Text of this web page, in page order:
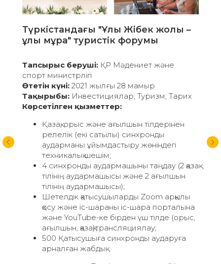
Digital Almaty 2021 форумы:
"цифрлық қайта жүктеу: жаңа
Тапсырыс беруші:
Сыртқы істер министрлігі;
"Зерде ұлттық инфокоммуникациялық холдингі"
АҚ
Тақырыбы:Саясат; Экономика;
Цифрландыру
Көрсетілген қызметтер:
Қазақ, орыс және ағылшын тілдерінен 3
тілдік синхронды аударма және
керісінше;
8 синхронды аудармашыны таңдау (2 қазақ
тілінің аудармашысы және 6 ағылшын
тілінің аудармашысы);
Шетелдік қатысушыларды Zoom арқылы
қосу және іс-шараны іс-шара порталына
және YouTube-ке бірден үш тілде (орыс,